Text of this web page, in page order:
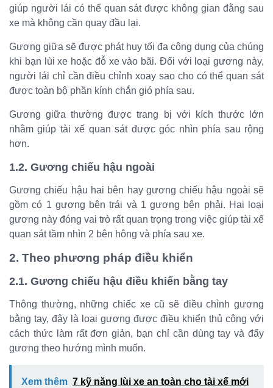
giúp người lái có thể quan sát được không gian đằng sau
xe mà không cần quay đầu lại.
Gương giữa sẽ được phát huy tối đa công dụng của chúng
khi bạn lùi xe hoặc đỗ xe vào bãi. Đối với loại gương này,
người lái chỉ cần điều chỉnh xoay sao cho có thể quan sát
được toàn bộ phần kính chắn gió phía sau.
Gương giữa thường được trang bị với kích thước lớn
nhằm giúp tài xế quan sát được góc nhìn phía sau rộng
hơn.
1.2. Gương chiếu hậu ngoài
Gương chiếu hậu hai bên hay gương chiếu hậu ngoài sẽ
gồm có 1 gương bên trái và 1 gương bên phải. Hai loại
gương này đóng vai trò rất quan trọng trong việc giúp tài xế
quan sát tầm nhìn 2 bên hông và phía sau xe.
2. Theo phương pháp điều khiển
2.1. Gương chiếu hậu điều khiển bằng tay
Thông thường, những chiếc xe cũ sẽ điều chỉnh gương
bằng tay, đây là loại gương được điều khiển thủ công với
cách thức làm rất đơn giản, bạn chỉ cần dùng tay và đẩy
gương theo hướng mình muốn.
Xem thêm 7 kỹ năng lùi xe an toàn cho tài xế mới